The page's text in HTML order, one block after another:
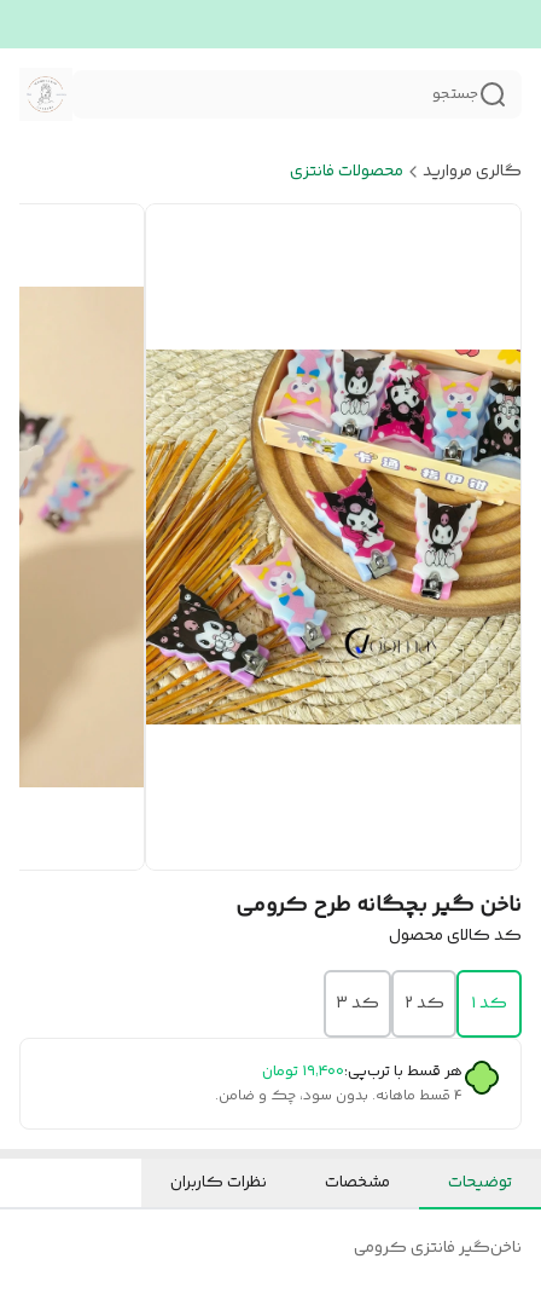
جستجو
گالری مروارید محصولات فانتزی
ناخن‌ گیر بچگانه طرح کرومی
کد کالای محصول
کد ۱ کد ۲ کد ۳
هر قسط با ترب‌پی:۱۹٬۴۰۰ تومان
۴ قسط ماهانه. بدون سود، چک و ضامن.
توضیحات مشخصات نظرات کاربران
ناخن‌گیر فانتزی کرومی